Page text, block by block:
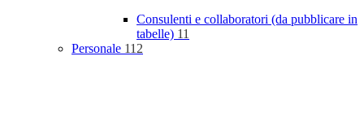
Consulenti e collaboratori (da pubblicare in
tabelle) 11
Personale 112